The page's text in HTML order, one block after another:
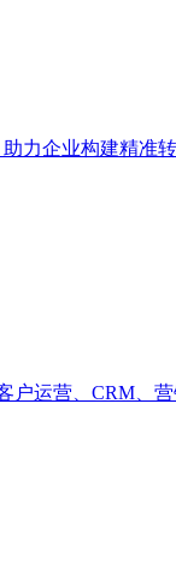
力企业构建精准
运营、CRM、